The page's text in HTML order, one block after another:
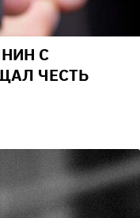
С
ЧЕСТЬ